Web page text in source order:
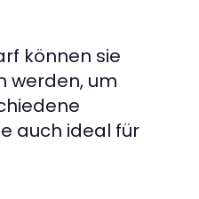
können sie
werden, um
auch ideal für